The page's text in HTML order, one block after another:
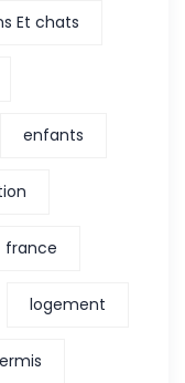
Et chats
enfants
france
logement